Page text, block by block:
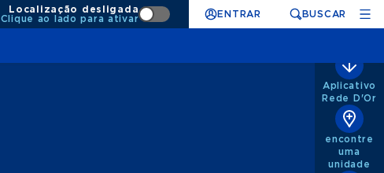
Localização desligada
Clique ao lado para ativar
ENTRAR BUSCAR
Aplicativo
Rede D'Or
encontre
uma
unidade